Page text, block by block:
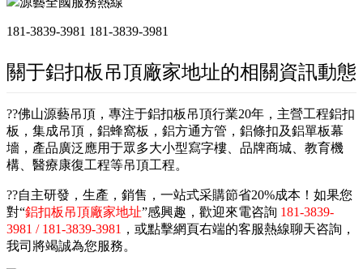
181-3839-3981 181-3839-3981
關于鋁扣板吊頂廠家地址的相關資訊動態
??佛山源藝吊頂，專注于鋁扣板吊頂行業20年，主營工程鋁扣
板，集成吊頂，鋁蜂窩板，鋁方通方管，鋁條扣及鋁單板幕
墻，產品廣泛應用于眾多大小型寫字樓、品牌商城、教育機
構、醫療康復工程等吊頂工程。
??自主研發，生產，銷售，一站式采購節省20%成本！如果您
對“鋁扣板吊頂廠家地址”感興趣，歡迎來電咨詢 181-3839-
3981 / 181-3839-3981 ，或點擊網頁右端的客服熱線聊天咨詢，
我司將竭誠為您服務。